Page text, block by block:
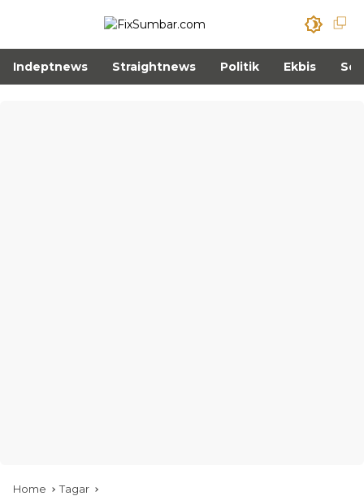
Indeptnews Straightnews Politik Ekbis
Home Tagar